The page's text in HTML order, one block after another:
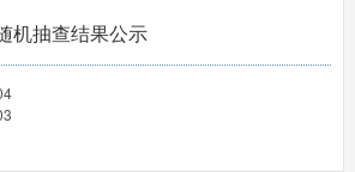
机抽查结果公示